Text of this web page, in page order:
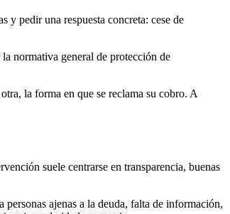
y pedir una respuesta concreta: cese de
normativa general de protección de
la forma en que se reclama su cobro. A
suele centrarse en transparencia, buenas
ajenas a la deuda, falta de información,